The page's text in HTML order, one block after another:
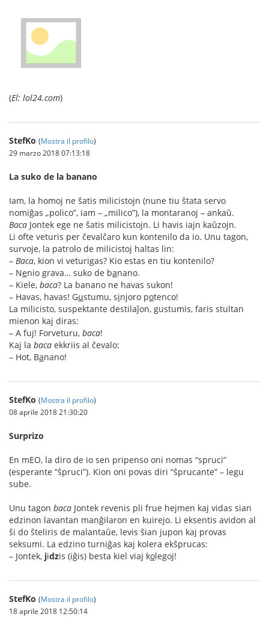
(El: lol24.com)
StefKo (Mostra il profilo)
29 marzo 2018 07:13:18
La suko de la banano
Iam, la homoj ne ŝatis milicistojn (nune tiu ŝtata servo
nomiĝas „polico”, iam – „milico”), la montaranoj – ankaŭ.
Baca Jontek ege ne ŝatis milicistojn. Li havis iajn kaŭzojn.
Li ofte veturis per ĉevalĉaro kun kontenilo da io. Unu tagon,
survoje, la patrolo de milicistoj haltas lin:
– Baca, kion vi veturigas? Kio estas en tiu kontenilo?
– Nenio grava… suko de banano.
– Kiele, baca? La banano ne havas sukon!
– Havas, havas! Gustumu, sinjoro potenco!
La milicisto, suspektante destilaĵon, gustumis, faris stultan
mienon kaj diras:
– A fuj! Forveturu, baca!
Kaj la baca ekkriis al ĉevalo:
– Hot, Banano!
StefKo (Mostra il profilo)
08 aprile 2018 21:30:20
Surprizo
En mEO, la diro de io sen pripenso oni nomas “spruci”
(esperante “ŝpruci”). Kion oni povas diri “ŝprucante” – legu
sube.
Unu tagon baca Jontek revenis pli frue hejmen kaj vidas sian
edzinon lavantan manĝilaron en kuirejo. Li eksentis avidon al
ŝi do ŝteliris de malantaŭe, levis ŝian jupon kaj provas
seksumi. La edzino turniĝas kaj kolera ekŝprucas:
– Jontek, jidzis (iĝis) besta kiel viaj kolegoj!
StefKo (Mostra il profilo)
18 aprile 2018 12:50:14